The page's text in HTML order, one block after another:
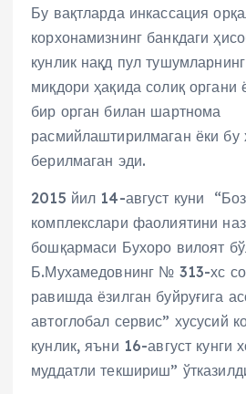
Бу вақтларда инкассация
корхонамизнинг банкдаги
кунлик нақд пул
миқдори ҳақида солиқ
бир орган билан шартнома
расмийлаштирилмаган ёки бу
берилмаган эди.
2015 йил 14-август куни
комплекслари фаолиятини
бошқармаси Бухоро вилоят
Б.Мухамедовнинг № 313-хс
равишда ёзилган буйруғига
автоглобал сервис” хусусий
кунлик, яъни 16-август кунги
муддатли текшириш”